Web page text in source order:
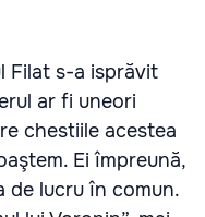
Filat s-a isprăvit
ar fi uneori
chestiile acestea
Ei împreună,
de lucru în comun.